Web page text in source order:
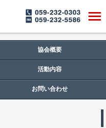
協会概要
活動内容
お問い合わせ